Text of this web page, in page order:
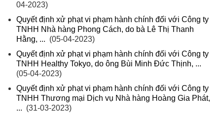
04-2023)
Quyết định xử phạt vi phạm hành chính đối với Công ty
TNHH Nhà hàng Phong Cách, do bà Lê Thị Thanh
Hằng, ... (05-04-2023)
Quyết định xử phạt vi phạm hành chính đối với Công ty
TNHH Healthy Tokyo, do ông Bùi Minh Đức Thịnh, ...
(05-04-2023)
Quyết định xử phạt vi phạm hành chính đối với Công ty
TNHH Thương mại Dịch vụ Nhà hàng Hoàng Gia Phát,
... (31-03-2023)